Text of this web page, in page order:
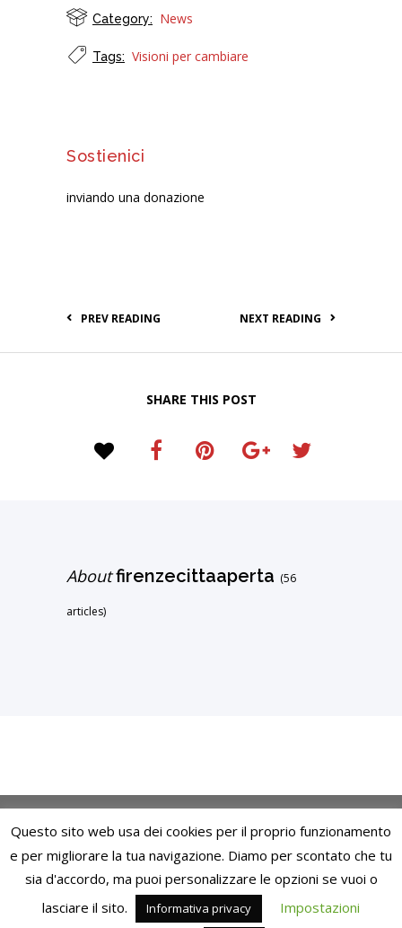
Category: News
Tags: Visioni per cambiare
Sostienici
inviando una donazione
PREV READING NEXT READING
SHARE THIS POST
Aboutfirenzecittaaperta (56
articles)
© Copyright. Tutti i diritti riservati, Firenze Città
Aperta
Questo sito web usa dei cookies per il proprio funzionamento
e per migliorare la tua navigazione. Diamo per scontato che tu
sia d'accordo, ma puoi personalizzare le opzioni se vuoi o
lasciare il sito.
Informativa privacy Impostazioni